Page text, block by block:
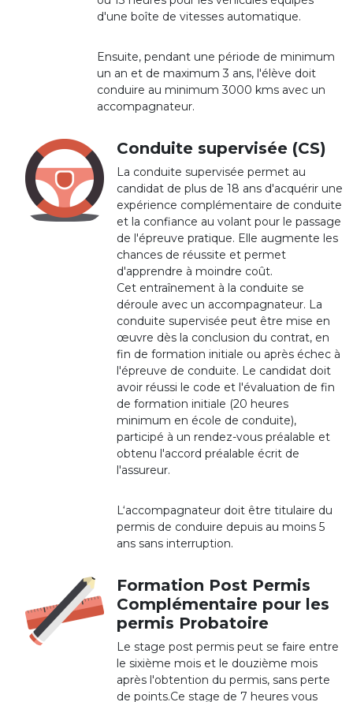
d'une boîte de vitesses automatique.
Ensuite, pendant une période de minimum
un an et de maximum 3 ans, l'élève doit
conduire au minimum 3000 kms avec un
accompagnateur.
Conduite supervisée (CS)
La conduite supervisée permet au
candidat de plus de 18 ans d'acquérir une
expérience complémentaire de conduite
et la confiance au volant pour le passage
de l'épreuve pratique. Elle augmente les
chances de réussite et permet
d'apprendre à moindre coût.
Cet entraînement à la conduite se
déroule avec un accompagnateur. La
conduite supervisée peut être mise en
œuvre dès la conclusion du contrat, en
fin de formation initiale ou après échec à
l'épreuve de conduite. Le candidat doit
avoir réussi le code et l'évaluation de fin
de formation initiale (20 heures
minimum en école de conduite),
participé à un rendez-vous préalable et
obtenu l'accord préalable écrit de
l'assureur.
L‘accompagnateur doit être titulaire du
permis de conduire depuis au moins 5
ans sans interruption.
Formation Post Permis
Complémentaire pour les
permis Probatoire
Le stage post permis peut se faire entre
le sixième mois et le douzième mois
après l'obtention du permis, sans perte
de points.Ce stage de 7 heures vous